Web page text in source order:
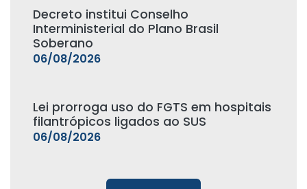
Decreto institui Conselho
Interministerial do Plano Brasil
Soberano
06/08/2026
Lei prorroga uso do FGTS em hospitais
filantrópicos ligados ao SUS
06/08/2026